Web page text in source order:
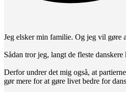
Jeg elsker min familie. Og jeg vil gøre
Sådan tror jeg, langt de fleste danskere
Derfor undrer det mig også, at
gør mere for at gøre livet bedre for